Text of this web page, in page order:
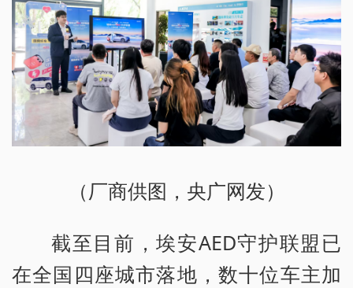
（厂商供图，央广网发）
截至目前，埃安AED守护联盟已
在全国四座城市落地，数十位车主加